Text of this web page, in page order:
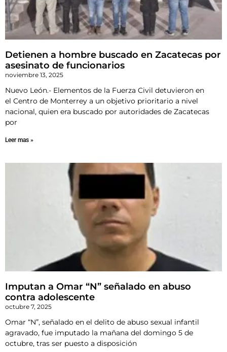
Detienen a hombre buscado en Zacatecas por
asesinato de funcionarios
noviembre 13, 2025
Nuevo León.- Elementos de la Fuerza Civil detuvieron en
el Centro de Monterrey a un objetivo prioritario a nivel
nacional, quien era buscado por autoridades de Zacatecas
por
Leer mas »
Imputan a Omar “N” señalado en abuso
contra adolescente
octubre 7, 2025
Omar “N”, señalado en el delito de abuso sexual infantil
agravado, fue imputado la mañana del domingo 5 de
octubre, tras ser puesto a disposición